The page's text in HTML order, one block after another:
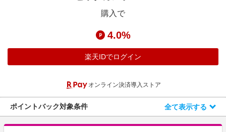
日用品・キッチン用品
家電・PC・スマホ・カメラ
スポーツ・アウトドア・ゴルフ
インテリア・寝具
ペット・花・DIY・車
わくわく夏特集
とことん買い物チャレンジ
購入で
4.0%
楽天IDでログイン
オンライン決済導入ストア
ポイントバック対象条件 全て表示する